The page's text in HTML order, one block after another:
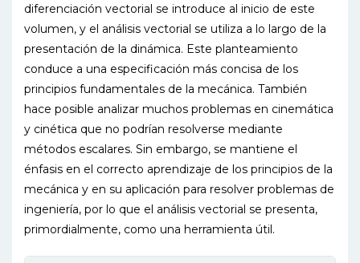
diferenciación vectorial se introduce al inicio de este
volumen, y el análisis vectorial se utiliza a lo largo de la
presentación de la dinámica. Este planteamiento
conduce a una especificación más concisa de los
principios fundamentales de la mecánica. También
hace posible analizar muchos problemas en cinemática
y cinética que no podrían resolverse mediante
métodos escalares. Sin embargo, se mantiene el
énfasis en el correcto aprendizaje de los principios de la
mecánica y en su aplicación para resolver problemas de
ingeniería, por lo que el análisis vectorial se presenta,
primordialmente, como una herramienta útil.